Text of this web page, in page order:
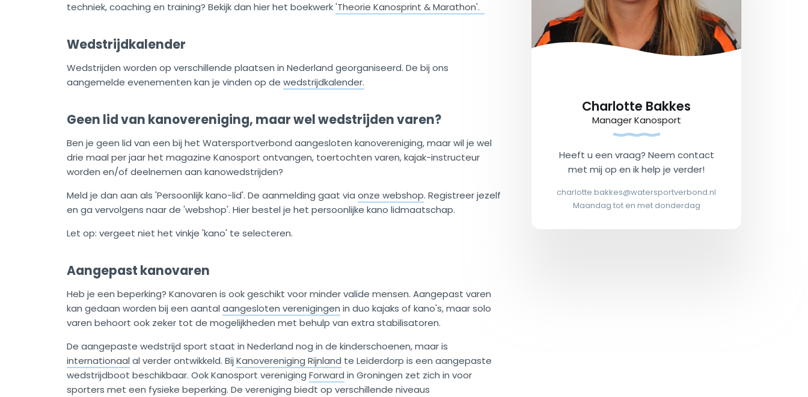
techniek, coaching en training? Bekijk dan hier het boekwerk'Theorie Kanosprint & Marathon'.
Wedstrijdkalender
Wedstrijden worden op verschillende plaatsen in Nederland georganiseerd. De bij ons
aangemelde evenementen kan je vinden op de wedstrijdkalender.
Geen lid van kanovereniging, maar wel wedstrijden varen?
Ben je geen lid van een bij het Watersportverbond aangesloten kanovereniging, maar wil je wel
drie maal per jaar het magazine Kanosport ontvangen, toertochten varen, kajak-instructeur
worden en/of deelnemen aan kanowedstrijden?
Meld je dan aan als 'Persoonlijk kano-lid'. De aanmelding gaat via onze webshop. Registreer jezelf
en ga vervolgens naar de 'webshop'. Hier bestel je het persoonlijke kano lidmaatschap.
Let op: vergeet niet het vinkje 'kano' te selecteren.
Aangepast kanovaren
Heb je een beperking? Kanovaren is ook geschikt voor minder valide mensen. Aangepast varen
kan gedaan worden bij een aantal aangesloten verenigingen in duo kajaks of kano's, maar solo
varen behoort ook zeker tot de mogelijkheden met behulp van extra stabilisatoren.
De aangepaste wedstrijd sport staat in Nederland nog in de kinderschoenen, maar is
internationaal al verder ontwikkeld. Bij Kanovereniging Rijnland te Leiderdorp is een aangepaste
wedstrijdboot beschikbaar. Ook Kanosport vereniging Forward in Groningen zet zich in voor
sporters met een fysieke beperking. De vereniging biedt op verschillende niveaus
Charlotte Bakkes
Manager Kanosport
Heeft u een vraag? Neem contact
met mij op en ik help je verder!
charlotte.bakkes@watersportverbond.nl
Maandag tot en met donderdag